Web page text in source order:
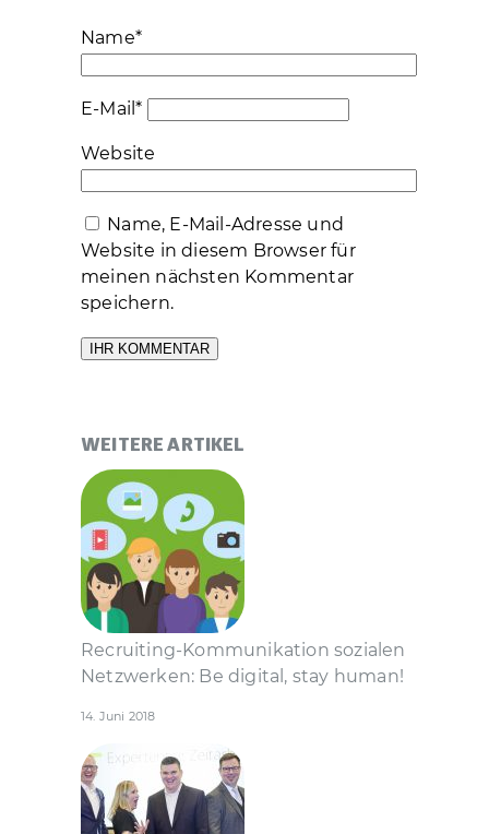
Name*
E-Mail*
Website
Name, E-Mail-Adresse und
Website in diesem Browser für
meinen nächsten Kommentar
speichern.
WEITERE ARTIKEL
Recruiting-Kommunikation sozialen
Netzwerken: Be digital, stay human!
14. Juni 2018